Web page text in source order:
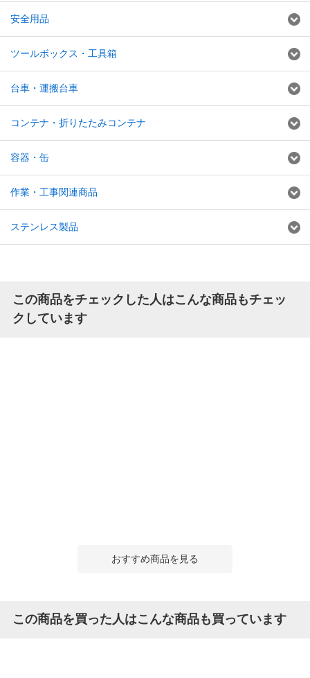
安全用品
ツールボックス・工具箱
台車・運搬台車
コンテナ・折りたたみコンテナ
容器・缶
作業・工事関連商品
ステンレス製品
この商品をチェックした人はこんな商品もチェッ
クしています
おすすめ商品を見る
この商品を買った人はこんな商品も買っています